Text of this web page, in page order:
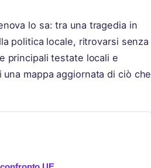
lo sa: tra una tragedia in
politica locale, ritrovarsi senza
principali testate locali e
mappa aggiornata di ciò che